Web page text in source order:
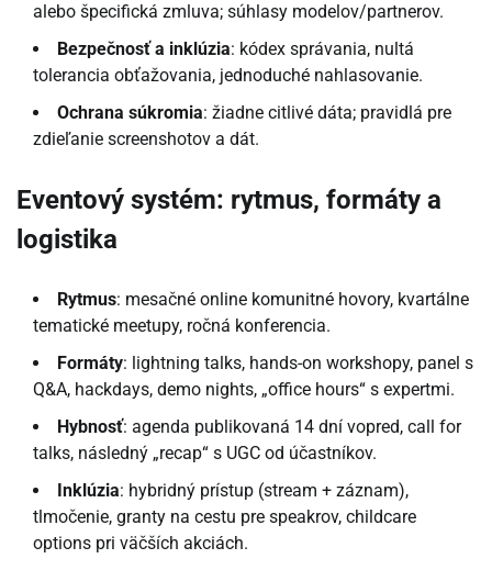
alebo špecifická zmluva; súhlasy modelov/partnerov.
Bezpečnosť a inklúzia: kódex správania, nultá
tolerancia obťažovania, jednoduché nahlasovanie.
Ochrana súkromia: žiadne citlivé dáta; pravidlá pre
zdieľanie screenshotov a dát.
Eventový systém: rytmus, formáty a
logistika
Rytmus: mesačné online komunitné hovory, kvartálne
tematické meetupy, ročná konferencia.
Formáty: lightning talks, hands-on workshopy, panel s
Q&A, hackdays, demo nights, „office hours“ s expertmi.
Hybnosť: agenda publikovaná 14 dní vopred, call for
talks, následný „recap“ s UGC od účastníkov.
Inklúzia: hybridný prístup (stream + záznam),
tlmočenie, granty na cestu pre speakrov, childcare
options pri väčších akciách.